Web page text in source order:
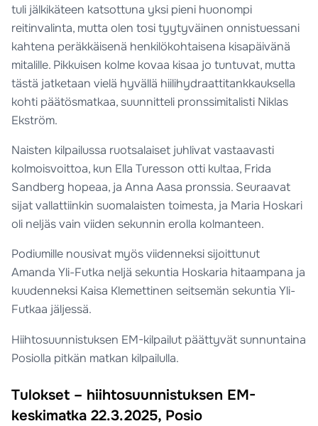
tuli jälkikäteen katsottuna yksi pieni huonompi
reitinvalinta, mutta olen tosi tyytyväinen onnistuessani
kahtena peräkkäisenä henkilökohtaisena kisapäivänä
mitalille. Pikkuisen kolme kovaa kisaa jo tuntuvat, mutta
tästä jatketaan vielä hyvällä hiilihydraattitankkauksella
kohti päätösmatkaa, suunnitteli pronssimitalisti Niklas
Ekström.
Naisten kilpailussa ruotsalaiset juhlivat vastaavasti
kolmoisvoittoa, kun Ella Turesson otti kultaa, Frida
Sandberg hopeaa, ja Anna Aasa pronssia. Seuraavat
sijat vallattiinkin suomalaisten toimesta, ja Maria Hoskari
oli neljäs vain viiden sekunnin erolla kolmanteen.
Podiumille nousivat myös viidenneksi sijoittunut
Amanda Yli-Futka neljä sekuntia Hoskaria hitaampana ja
kuudenneksi Kaisa Klemettinen seitsemän sekuntia Yli-
Futkaa jäljessä.
Hiihtosuunnistuksen EM-kilpailut päättyvät sunnuntaina
Posiolla pitkän matkan kilpailulla.
Tulokset – hiihtosuunnistuksen EM-
keskimatka 22.3.2025, Posio